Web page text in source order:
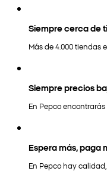
Siempre cerca de ti
Más de 4.000 tiendas
Siempre precios
En Pepco
Espera más, paga
En Pepco hay